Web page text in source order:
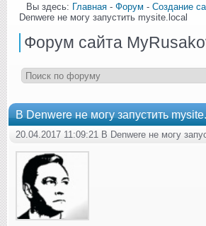
Вы здесь: Главная - Форум - Создание
Denwere не могу запустить mysite.local
Форум сайта
В Denwere не могу запустить
20.04.2017 11:09:21 В Denwere не могу